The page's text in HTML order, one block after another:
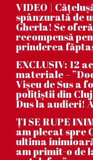
VIDEO |
spânzurată de
Gherla! Se oferă
recompensă
prinderea
EXCLUSIV: 12
materiale –
Vișeu de Sus a
polițiștii din
Dus la audieri!
ȚI SE RUPE
am plecat spre
ultima
am primit-o de